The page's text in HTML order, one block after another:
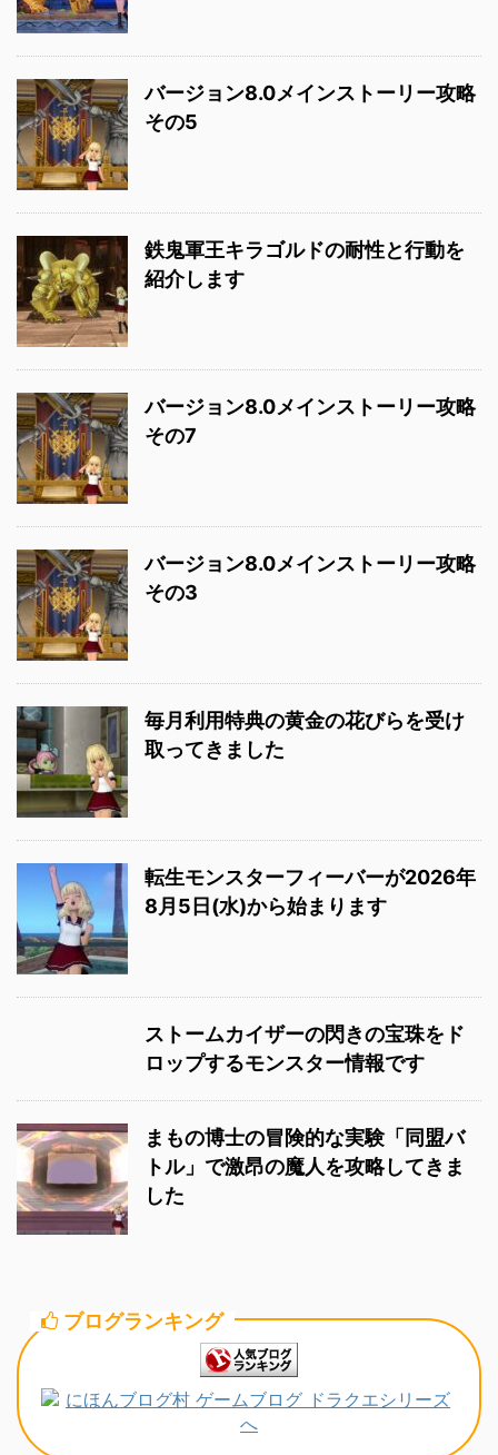
バージョン8.0メインストーリー攻略
その5
鉄鬼軍王キラゴルドの耐性と行動を
紹介します
バージョン8.0メインストーリー攻略
その7
バージョン8.0メインストーリー攻略
その3
毎月利用特典の黄金の花びらを受け
取ってきました
転生モンスターフィーバーが2026年
8月5日(水)から始まります
ストームカイザーの閃きの宝珠をド
ロップするモンスター情報です
まもの博士の冒険的な実験「同盟バ
トル」で激昂の魔人を攻略してきま
した
ブログランキング